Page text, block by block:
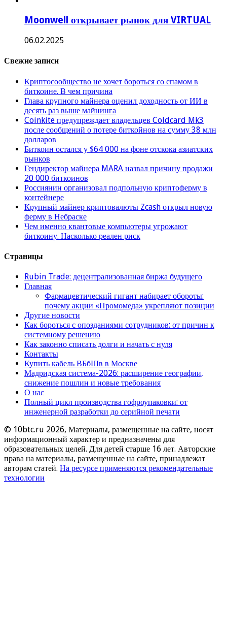
Moonwell открывает рынок для VIRTUAL
06.02.2025
Свежие записи
Криптосообщество не хочет бороться со спамом в
биткоине. В чем причина
Глава крупного майнера оценил доходность от ИИ в
десять раз выше майнинга
Coinkite предупреждает владельцев Coldcard Mk3
после сообщений о потере биткойнов на сумму 38 млн
долларов
Биткоин остался у $64 000 на фоне отскока азиатских
рынков
Гендиректор майнера MARA назвал причину продажи
20 000 биткоинов
Россиянин организовал подпольную криптоферму в
контейнере
Крупный майнер криптовалюты Zcash открыл новую
ферму в Небраске
Чем именно квантовые компьютеры угрожают
биткоину. Насколько реален риск
Страницы
Rubin Trade: децентрализованная биржа будущего
Главная
Фармацевтический гигант набирает обороты:
почему акции «Промомеда» укрепляют позиции
Другие новости
Как бороться с опозданиями сотрудников: от причин к
системному решению
Как законно списать долги и начать с нуля
Контакты
Купить кабель ВБбШв в Москве
Мадридская система-2026: расширение географии,
снижение пошлин и новые требования
О нас
Полный цикл производства гофроупаковки: от
инженерной разработки до серийной печати
© 10btc.ru 2026, Материалы, размещенные на сайте, носят
информационный характер и предназначены для
образовательных целей. Для детей старше 16 лет. Авторские
права на материалы, размещенные на сайте, принадлежат
авторам статей. На ресурсе применяются рекомендательные
технологии